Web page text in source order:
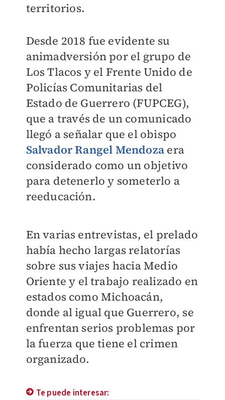
territorios.
Desde 2018 fue evidente su
animadversión por el grupo de
Los Tlacos y el Frente Unido de
Policías Comunitarias del
Estado de Guerrero (FUPCEG),
que a través de un comunicado
llegó a señalar que el obispo
Salvador Rangel Mendoza era
considerado como un objetivo
para detenerlo y someterlo a
reeducación.
En varias entrevistas, el prelado
había hecho largas relatorías
sobre sus viajes hacia Medio
Oriente y el trabajo realizado en
estados como Michoacán,
donde al igual que Guerrero, se
enfrentan serios problemas por
la fuerza que tiene el crimen
organizado.
Te puede interesar: